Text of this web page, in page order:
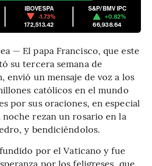
IBOVESPA
-1.73%
172,513.42
S&P/BMV IPC
+0.82%
66,938.64
— El papa Francisco, que este
su tercera semana de
envió un mensaje de voz a los
católicos en el mundo
por sus oraciones, en especial
noche rezan un rosario en la
y bendiciéndolos.
por el Vaticano y fue
por los feligreses, que